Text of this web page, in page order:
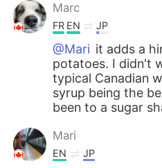
Marc
FR EN JP
@Mari it adds a
potatoes. I didn't
typical Canadian
syrup being the
been to a sugar
Mari
EN JP